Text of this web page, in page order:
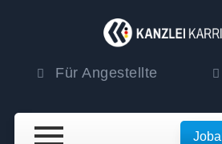
Für Angestellte